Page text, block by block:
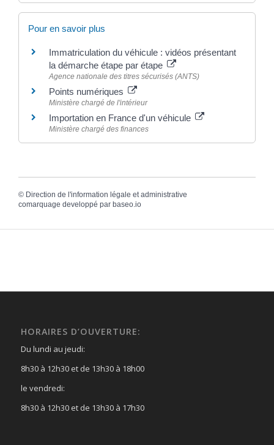
Pour en savoir plus
Immatriculation du véhicule : vidéos présentant
la démarche étape par étape
Agence nationale des titres sécurisés (ANTS)
Points numériques
Ministère chargé de l'intérieur
Importation en France d'un véhicule
Ministère chargé des finances
© Direction de l'information légale et administrative
comarquage developpé par baseo.io
HORAIRES D’OUVERTURE:
Du lundi au jeudi:
8h30 à 12h30 et de 13h30 à 18h00
le vendredi:
8h30 à 12h30 et de 13h30 à 17h30